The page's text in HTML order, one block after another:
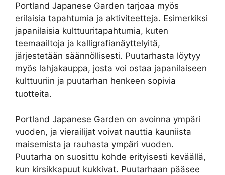
Portland Japanese Garden tarjoaa myös
erilaisia tapahtumia ja aktiviteetteja. Esimerkiksi
japanilaisia kulttuuritapahtumia, kuten
teemaailtoja ja kalligrafianäyttelyitä,
järjestetään säännöllisesti. Puutarhasta löytyy
myös lahjakauppa, josta voi ostaa japanilaiseen
kulttuuriin ja puutarhan henkeen sopivia
tuotteita.
Portland Japanese Garden on avoinna ympäri
vuoden, ja vierailijat voivat nauttia kauniista
maisemista ja rauhasta ympäri vuoden.
Puutarha on suosittu kohde erityisesti keväällä,
kun kirsikkapuut kukkivat. Puutarhaan pääsee